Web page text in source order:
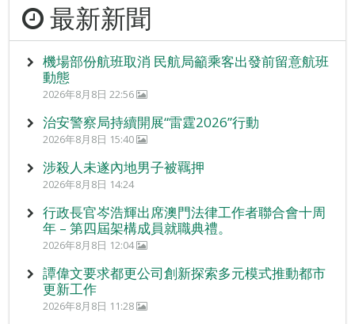
最新新聞
機場部份航班取消 民航局籲乘客出發前留意航班
動態
2026年8月8日 22:56
治安警察局持續開展“雷霆2026”行動
2026年8月8日 15:40
涉殺人未遂內地男子被羈押
2026年8月8日 14:24
行政長官岑浩輝出席澳門法律工作者聯合會十周
年 – 第四屆架構成員就職典禮。
2026年8月8日 12:04
譚偉文要求都更公司創新探索多元模式推動都市
更新工作
2026年8月8日 11:28